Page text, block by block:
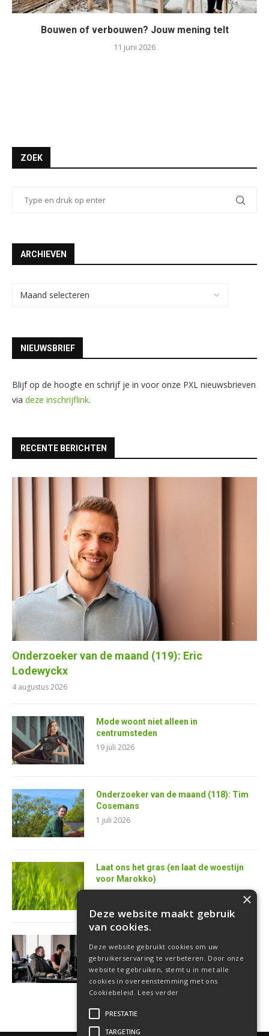
Bouwen of verbouwen? Jouw mening telt
11 juni 2026
ZOEK
ARCHIEVEN
NIEUWSBRIEF
Blijf op de hoogte en schrijf je in voor onze PXL nieuwsbrieven
via deze inschrijflink.
RECENTE BERICHTEN
Onderzoeker van de maand (119): Eric
Lodewyckx
4 augustus 2026
Mode woont niet alleen in
centrumsteden
19 juli 2026
Onderzoeker van de maand (118): Tim
Cosemans
1 juli 2026
Laat ons het gras (en laat de woestijn
voor Marokko)
25 juni 2026
softwareontwikkelaar
18 juni 2026
×
Deze website maakt gebruik
van cookies.
Deze website gebruikt cookies om uw
gebruikerservaring te verbeteren. Door onze
website te gebruiken, stemt u in met alle
cookies in overeenstemming met ons
Cookiebeleid. Lees verder
PRESTATIE
TARGETING